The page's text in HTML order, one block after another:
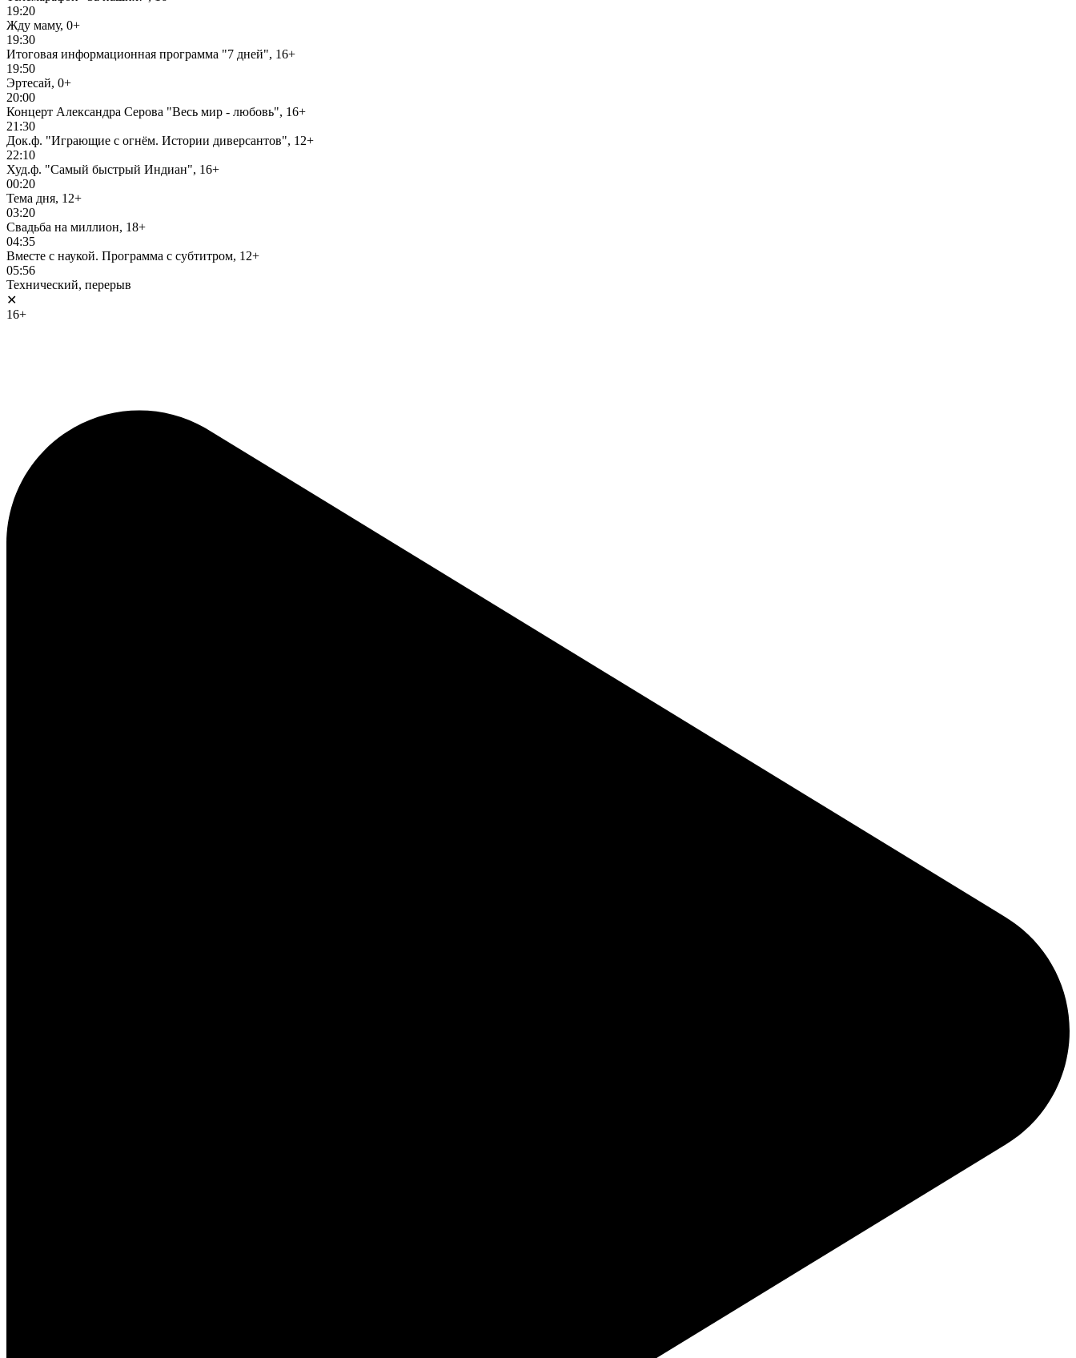
19:20
Жду маму, 0+
19:30
Итоговая информационная программа "7 дней", 16+
19:50
Эртесай, 0+
20:00
Концерт Александра Серова "Весь мир - любовь", 16+
21:30
Док.ф. "Играющие с огнём. Истории диверсантов", 12+
22:10
Худ.ф. "Самый быстрый Индиан", 16+
00:20
Тема дня, 12+
03:20
Свадьба на миллион, 18+
04:35
Вместе с наукой. Программа с субтитром, 12+
05:56
Технический, перерыв
✕
16+